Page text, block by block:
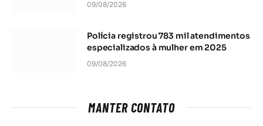
09/08/2026
Polícia registrou 783 mil atendimentos
especializados à mulher em 2025
09/08/2026
MANTER CONTATO